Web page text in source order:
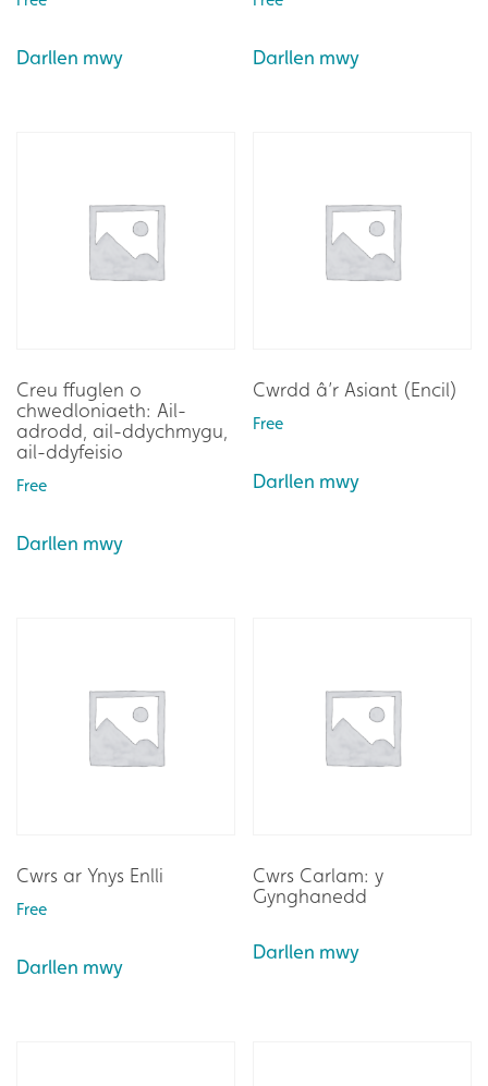
Darllen mwy Darllen mwy
Creu ffuglen o
chwedloniaeth: Ail-
adrodd, ail-ddychmygu,
ail-ddyfeisio
Free
Darllen mwy
Cwrdd â’r Asiant (Encil)
Free
Darllen mwy
Cwrs ar Ynys Enlli
Free
Darllen mwy
Cwrs Carlam: y
Gynghanedd
Darllen mwy